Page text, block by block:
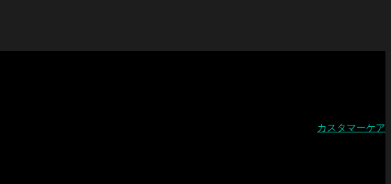
カスタマーケア